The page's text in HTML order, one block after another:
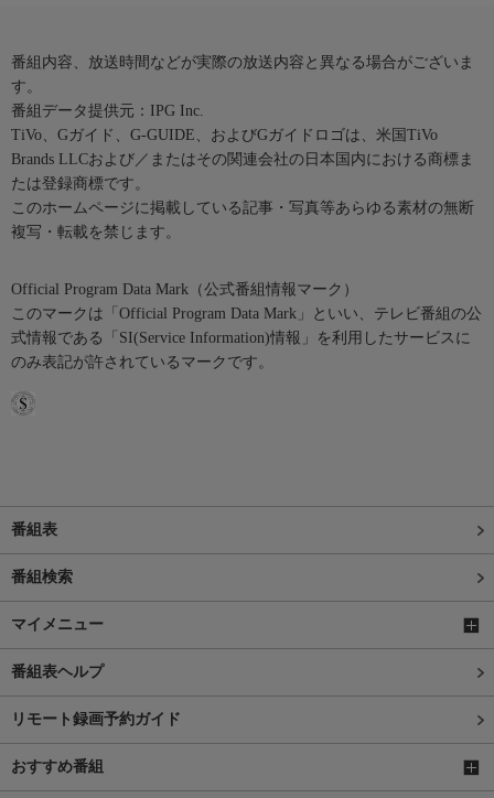
番組内容、放送時間などが実際の放送内容と異なる場合がございま
す。
番組データ提供元：IPG Inc.
TiVo、Gガイド、G-GUIDE、およびGガイドロゴは、米国TiVo
Brands LLCおよび／またはその関連会社の日本国内における商標ま
たは登録商標です。
このホームページに掲載している記事・写真等あらゆる素材の無断
複写・転載を禁じます。
Official Program Data Mark（公式番組情報マーク）
このマークは「Official Program Data Mark」といい、テレビ番組の公
式情報である「SI(Service Information)情報」を利用したサービスに
のみ表記が許されているマークです。
番組表
番組検索
マイメニュー
番組表ヘルプ
リモート録画予約ガイド
おすすめ番組